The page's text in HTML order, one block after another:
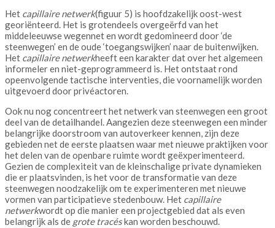
Het capillaire netwerk(figuur 5) is hoofdzakelijk oost-west
georiënteerd. Het is grotendeels overgeërfd van het
middeleeuwse wegennet en wordt gedomineerd door ‘de
steenwegen’ en de oude ‘toegangswijken’ naar de buitenwijken.
Het capillaire netwerkheeft een karakter dat over het algemeen
informeler en niet-geprogrammeerd is. Het ontstaat rond
opeenvolgende tactische interventies, die voornamelijk worden
uitgevoerd door privéactoren.
Ook nu nog concentreert het netwerk van steenwegen een groot
deel van de detailhandel. Aangezien deze steenwegen een minder
belangrijke doorstroom van autoverkeer kennen, zijn deze
gebieden net de eerste plaatsen waar met nieuwe praktijken voor
het delen van de openbare ruimte wordt geëxperimenteerd.
Gezien de complexiteit van de kleinschalige private dynamieken
die er plaatsvinden, is het voor de transformatie van deze
steenwegen noodzakelijk om te experimenteren met nieuwe
vormen van participatieve stedenbouw. Het capillaire
netwerkwordt op die manier een projectgebied dat als even
belangrijk als de grote tracéskan worden beschouwd.